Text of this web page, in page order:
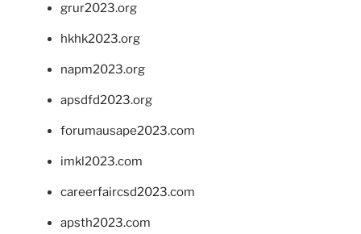
grur2023.org
hkhk2023.org
napm2023.org
apsdfd2023.org
forumausape2023.com
imkl2023.com
careerfaircsd2023.com
apsth2023.com